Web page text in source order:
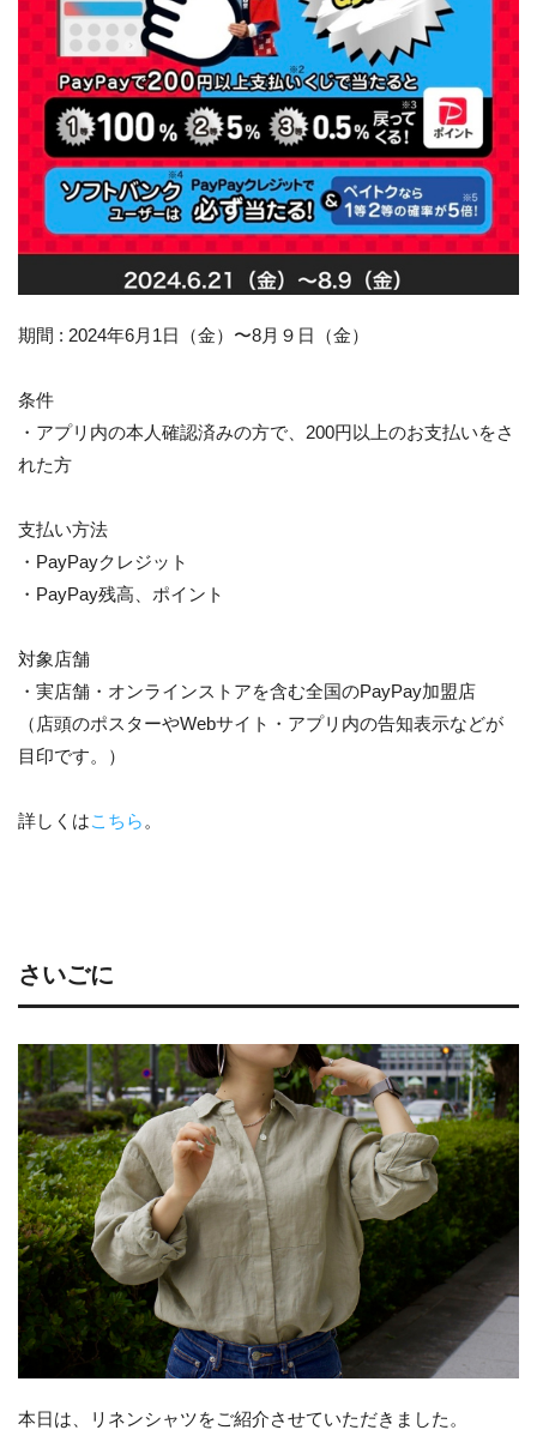
期間 : 2024年6月1日（金）〜8月９日（金）
条件
・アプリ内の本人確認済みの方で、200円以上のお支払いをさ
れた方
支払い方法
・PayPayクレジット
・PayPay残高、ポイント
対象店舗
・実店舗・オンラインストアを含む全国のPayPay加盟店
（店頭のポスターやWebサイト・アプリ内の告知表示などが
目印です。）
詳しくはこちら 。
さいごに
本日は、リネンシャツをご紹介させていただきました。